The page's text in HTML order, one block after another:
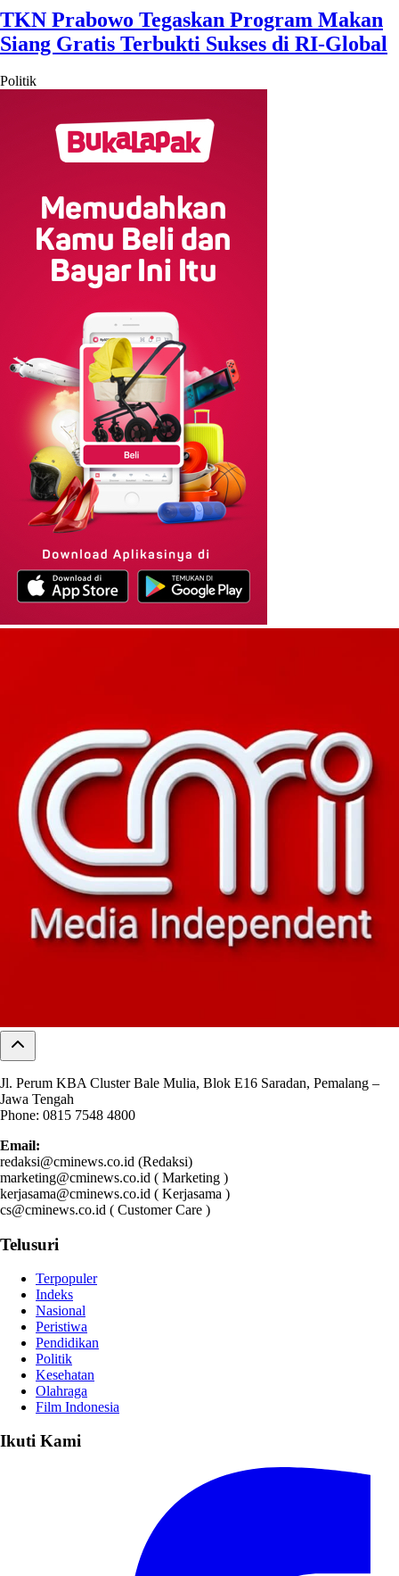
TKN Prabowo Tegaskan Program Makan
Siang Gratis Terbukti Sukses di RI-Global
Politik
Jl. Perum KBA Cluster Bale Mulia, Blok E16 Saradan, Pemalang –
Jawa Tengah
Phone: 0815 7548 4800
Email:
redaksi@cminews.co.id (Redaksi)
marketing@cminews.co.id ( Marketing )
kerjasama@cminews.co.id ( Kerjasama )
cs@cminews.co.id ( Customer Care )
Telusuri
Terpopuler
Indeks
Nasional
Peristiwa
Pendidikan
Politik
Kesehatan
Olahraga
Film Indonesia
Ikuti Kami